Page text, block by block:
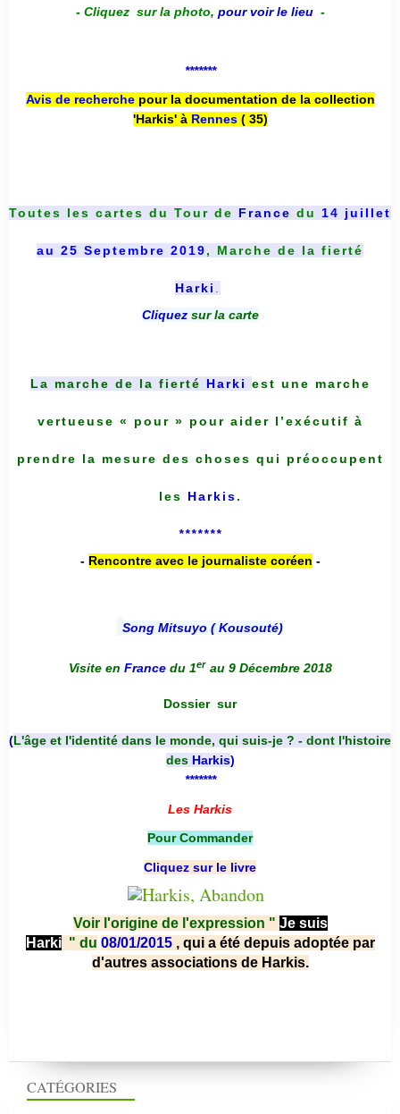
CATÉGORIES
- Cliquez sur la photo, pour voir le lieu -
*******
Avis de recherche pour la documentation de la collection
'Harkis' à Rennes( 35)
Toutes les cartes du Tour de France du 14 juillet
au 25 Septembre 2019, Marche de la fierté
Harki
Cliquez sur la carte
La marche de la fierté Harki est une marche
vertueuse « pour » pour aider l’exécutif à
prendre la mesure des choses qui préoccupent
les Harkis.
*******
- Rencontre avec le journaliste coréen -
Song Mitsuyo ( Kousouté)
Visite en France du 1er au 9 Décembre 2018
Dossier sur
(L'âge et l'identité dans le monde, qui suis-je ? - dont l'histoire
des Harkis)
*******
Les Harkis
Pour Commander
Cliquez sur le livre
Voir l'origine de l'expression " Je suis
Harki " du 08/01/2015 , qui a été depuis adoptée par
d'autres associations de Harkis.